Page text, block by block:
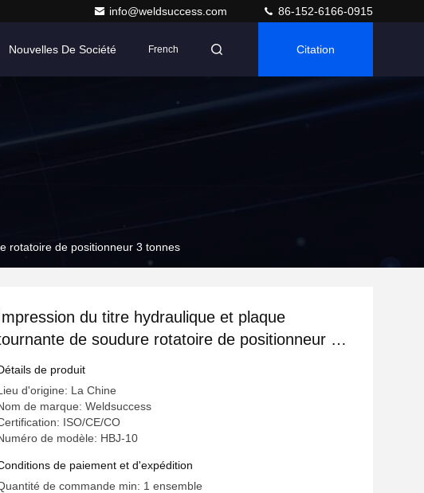
info@weldsuccess.com 86-152-6166-0915
Nouvelles De Société French Citation
rotatoire de positionneur 3 tonnes
du titre hydraulique et plaque
de soudure rotatoire de positionneur 3
de produit
d'origine: La Chine
de marque: Weldsuccess
ISO/CE/CO
de modèle: HBJ-10
de paiement et d'expédition
de commande min: 1 ensemble